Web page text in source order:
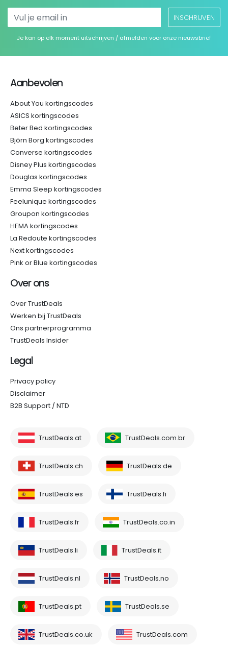
INSCHRIJVEN
Je kan op elk moment uitschrijven / afmelden voor onze nieuwsbrief
Aanbevolen
About You kortingscodes
ASICS kortingscodes
Beter Bed kortingscodes
Björn Borg kortingscodes
Converse kortingscodes
Disney Plus kortingscodes
Douglas kortingscodes
Emma Sleep kortingscodes
Feelunique kortingscodes
Groupon kortingscodes
HEMA kortingscodes
La Redoute kortingscodes
Next kortingscodes
Pink or Blue kortingscodes
Over ons
Over TrustDeals
Werken bij TrustDeals
Ons partnerprogramma
TrustDeals Insider
Legal
Privacy policy
Disclaimer
B2B Support / NTD
TrustDeals.at TrustDeals.com.br
TrustDeals.ch TrustDeals.de
TrustDeals.es TrustDeals.fi
TrustDeals.fr TrustDeals.co.in
TrustDeals.li TrustDeals.it
TrustDeals.nl TrustDeals.no
TrustDeals.pt TrustDeals.se
TrustDeals.co.uk TrustDeals.com